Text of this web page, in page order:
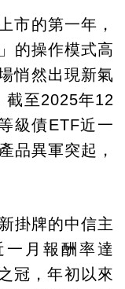
市的第一年，
的操作模式高
悄然出現新氣
截至2025年12
級債ETF近一
品異軍突起，
掛牌的中信主
月報酬率達
冠，年初以來